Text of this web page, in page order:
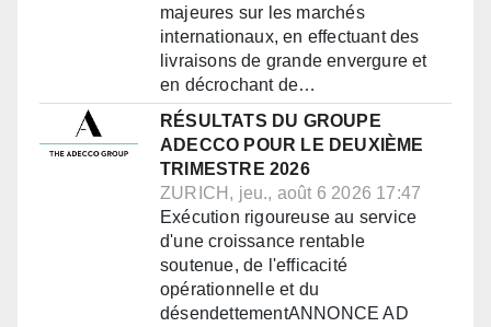
majeures sur les marchés
internationaux, en effectuant des
livraisons de grande envergure et
en décrochant de…
RÉSULTATS DU GROUPE
ADECCO POUR LE DEUXIÈME
TRIMESTRE 2026
ZURICH, jeu., août 6 2026 17:47
Exécution rigoureuse au service
d'une croissance rentable
soutenue, de l'efficacité
opérationnelle et du
désendettementANNONCE AD